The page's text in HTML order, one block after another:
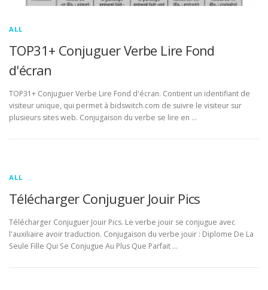
ALL
TOP31+ Conjuguer Verbe Lire Fond
d'écran
TOP31+ Conjuguer Verbe Lire Fond d'écran. Contient un identifiant de
visiteur unique, qui permet à bidswitch.com de suivre le visiteur sur
plusieurs sites web. Conjugaison du verbe se lire en …
ALL
Télécharger Conjuguer Jouir Pics
Télécharger Conjuguer Jouir Pics. Le verbe jouir se conjugue avec
l'auxiliaire avoir traduction. Conjugaison du verbe jouir : Diplome De La
Seule Fille Qui Se Conjugue Au Plus Que Parfait …